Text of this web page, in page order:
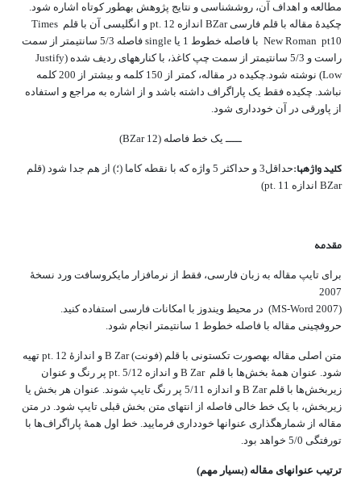
مطالعه و اهداف آن، روش‎شناسی و نتایج پژوهش به‎طور کوتاه اشاره شود.
چکیدۀ مقاله با قلم فارسی BZar اندازه pt. 12 و انگلیسی آن با قلم Times
New Roman pt10 با فاصله خطوط 1 یا single فاصله 5/3 سانتیمتر از سمت
راست و 5/3 سانتیمتر از سمت چپ کاغذ، با کناره­های ردیف شده (Justify
Low) نوشته شود.چکیده در مقاله‎، کمتر از 150 کلمه و بیشتر از 200 کلمه
نباشد. چکیده فقط یک پاراگراف داشته باشد و از اشاره به مراجع و استفاده
از پاورقی در آن خودداری شود.
ـــــ یک خط فاصله (BZar 12)
کلید واژه­ها:
حداقل3 و حداکثر 5 واژه که با نقطه کاما (؛) از هم جدا شود (قلم
BZar اندازه pt. 11)
مقدمه
برای تایپ مقاله به زبان فارسی، فقط از نرم‎افزار مایکروسافت ورد نسخۀ
2007
(MS-Word 2007) در محیط ویندوز با امکانات فارسی استفاده کنید.
حروف‎چینی مقاله با فاصله خطوط 1 سانتی­متر انجام شود.
متن اصلی مقاله به‎صورت تک‎ستونی با قلم (فونت) B Zar و اندازۀ pt. 12 تهیه
شود. عنوان همۀ بخش‌ها با قلم B Zar و اندازه pt. 5/12 پر رنگ و عنوان
زیربخش‌ها با قلم B Zar و اندازه 5/11 پر رنگ تایپ شوند. عنوان هر بخش یا
زیربخش، با یک خط خالی فاصله از انتهای متن بخش قبلی تایپ شود. در متن
مقاله از شماره‎گذاری عنوان‎ها خودداری فرمایید. خط اول همۀ پاراگراف‌ها با
تورفتگی 5/0 خواهد بود.
ترتیب عنوان‎های مقاله (بسیار مهم)